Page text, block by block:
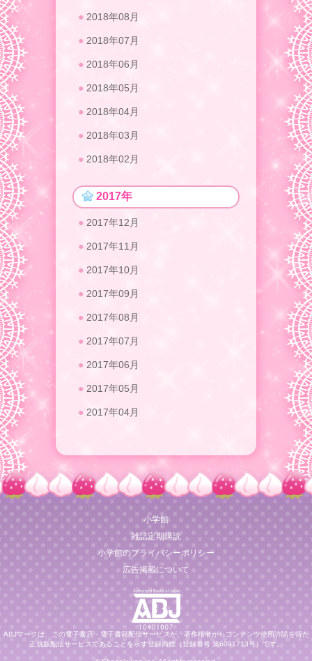
2018年08月
2018年07月
2018年06月
2018年05月
2018年04月
2018年03月
2018年02月
2017年
2017年12月
2017年11月
2017年10月
2017年09月
2017年08月
2017年07月
2017年06月
2017年05月
2017年04月
小学館
雑誌定期購読
小学館のプライバシーポリシー
広告掲載について
ABJマークは、この電子書店・電子書籍配信サービスが、著作権者からコンテンツ使用許諾を得た
正規版配信サービスであることを示す登録商標（登録番号 第6091713号）です。